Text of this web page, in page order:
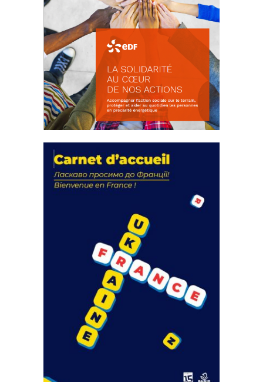
actions
18 septembre 2023
105193 Total 0 Votes 0 0 Aidez-nous à